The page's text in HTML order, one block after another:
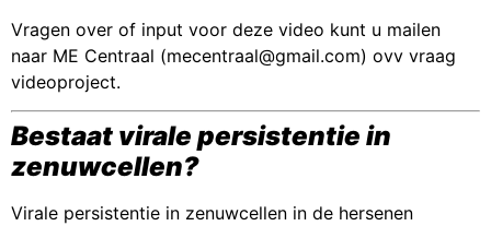
Vragen over of input voor deze video kunt u mailen
naar ME Centraal (mecentraal@gmail.com) ovv vraag
videoproject.
Bestaat virale persistentie in
zenuwcellen?
Virale persistentie in zenuwcellen in de hersenen